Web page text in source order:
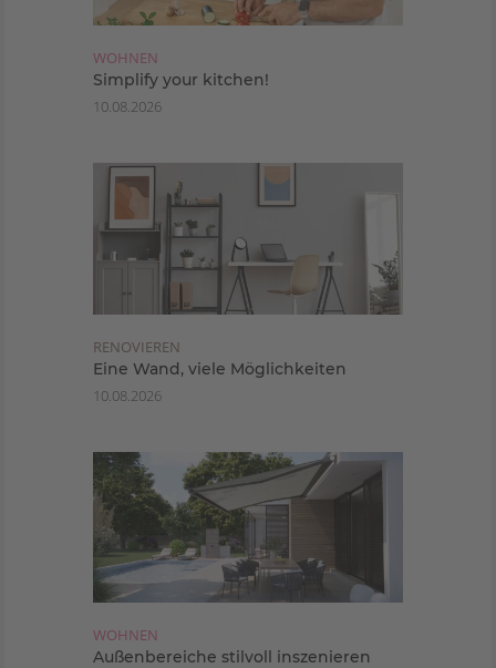
WOHNEN
Simplify your kitchen!
10.08.2026
RENOVIEREN
Eine Wand, viele Möglichkeiten
10.08.2026
WOHNEN
Außenbereiche stilvoll inszenieren